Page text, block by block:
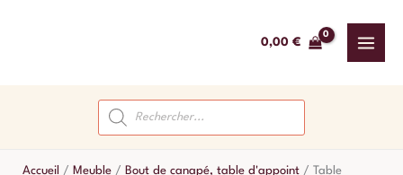
0,00 €
Recherche
de
produits
Accueil / Meuble / Bout de canapé, table d'appoint / Table